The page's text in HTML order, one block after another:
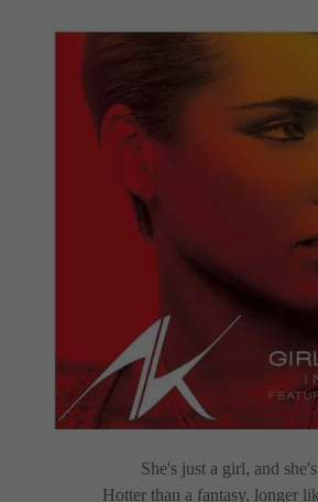
She's just a girl, and
Hotter than a fantasy, longer